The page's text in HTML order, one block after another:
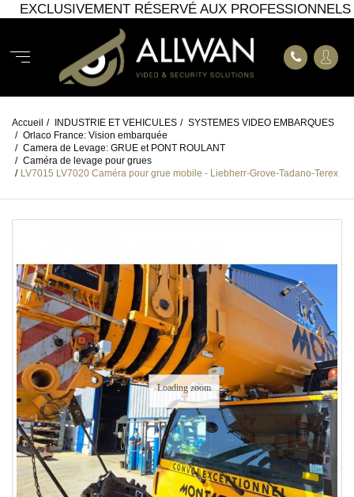
EXCLUSIVEMENT RÉSERVÉ AUX PROFESSIONNELS
Accueil / INDUSTRIE ET VEHICULES / SYSTEMES VIDEO EMBARQUES
/ Orlaco France: Vision embarquée
/ Camera de Levage: GRUE et PONT ROULANT
/ Caméra de levage pour grues
/ LV7015 LV7020 Caméra pour grue mobile - Liebherr-Grove-Tadano-Terex
Loading zoom